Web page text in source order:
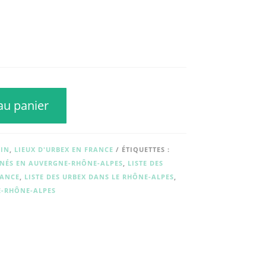
panier
LIEUX D'URBEX EN FRANCE
ÉTIQUETTES :
EN AUVERGNE-RHÔNE-ALPES
LISTE DES
LISTE DES URBEX DANS LE RHÔNE-ALPES
RHÔNE-ALPES